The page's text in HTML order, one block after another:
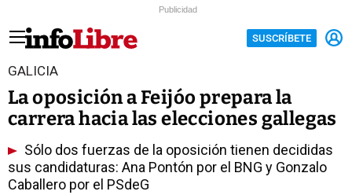
Publicidad
SUSCRÍBETE
GALICIA
La oposición a Feijóo prepara la
carrera hacia las elecciones gallegas
Sólo dos fuerzas de la oposición tienen decididas
sus candidaturas: Ana Pontón por el BNG y Gonzalo
Caballero por el PSdeG